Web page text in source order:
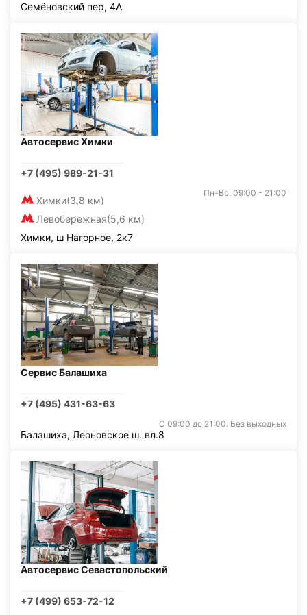
Семёновский пер, 4А
Автосервис Химки
+7 (495) 989-21-31
Химки(3,8 км)
Левобережная(5,6 км)
Пн-Вс: 09:00 - 21:00
Химки, ш Нагорное, 2к7
Сервис Балашиха
+7 (495) 431-63-63
С 09:00 до 21:00. Без выходных
Балашиха, Леоновское ш. вл.8
Автосервис Севастопольский
+7 (499) 653-72-12